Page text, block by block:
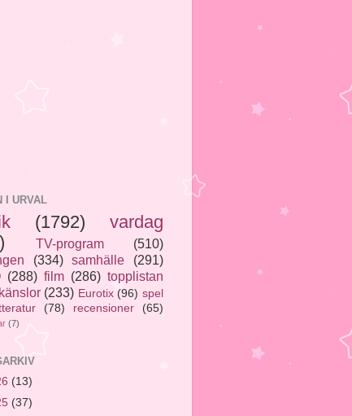
I URVAL
(1792)
vardag
TV-program
(510)
(334) samhälle
(291)
(288) film (286) topplistan
känslor (233) Eurotix (96) spel
(78) recensioner (65)
(7)
(13)
(37)